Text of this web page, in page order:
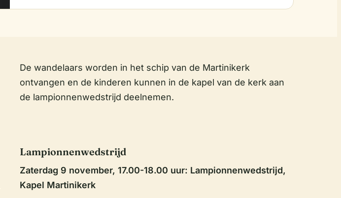
De wandelaars worden in het schip van de Martinikerk
ontvangen en de kinderen kunnen in de kapel van de kerk aan
de lampionnenwedstrijd deelnemen.
Lampionnenwedstrijd
Zaterdag 9 november, 17.00-18.00 uur: Lampionnenwedstrijd,
Kapel Martinikerk